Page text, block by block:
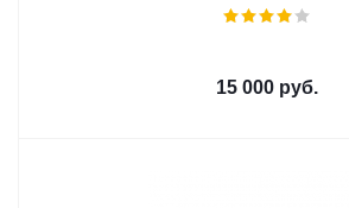
15 000 руб.